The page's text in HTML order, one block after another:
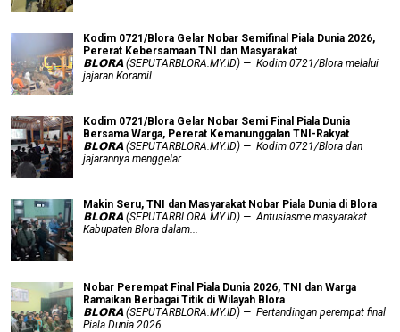
Kodim 0721/Blora Gelar Nobar Semifinal Piala Dunia 2026,
Pererat Kebersamaan TNI dan Masyarakat
𝗕𝗟𝗢𝗥𝗔 (SEPUTARBLORA.MY.ID) — Kodim 0721/Blora melalui
jajaran Koramil...
Kodim 0721/Blora Gelar Nobar Semi Final Piala Dunia
Bersama Warga, Pererat Kemanunggalan TNI-Rakyat
𝗕𝗟𝗢𝗥𝗔 (SEPUTARBLORA.MY.ID) — Kodim 0721/Blora dan
jajarannya menggelar...
Makin Seru, TNI dan Masyarakat Nobar Piala Dunia di Blora
𝗕𝗟𝗢𝗥𝗔 (SEPUTARBLORA.MY.ID) — Antusiasme masyarakat
Kabupaten Blora dalam...
Nobar Perempat Final Piala Dunia 2026, TNI dan Warga
Ramaikan Berbagai Titik di Wilayah Blora
𝗕𝗟𝗢𝗥𝗔 (SEPUTARBLORA.MY.ID) — Pertandingan perempat final
Piala Dunia 2026...